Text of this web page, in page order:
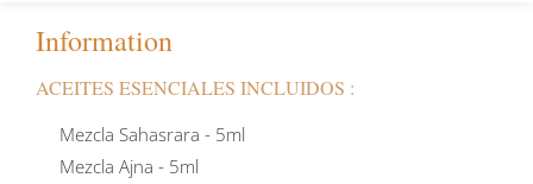
Information
ACEITES ESENCIALES INCLUIDOS :
Mezcla Sahasrara - 5ml
Mezcla Ajna - 5ml